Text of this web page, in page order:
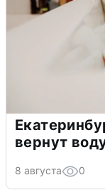
вернут
8 августа 0